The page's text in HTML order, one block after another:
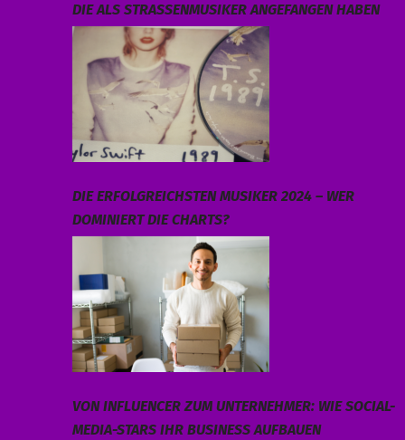
IE ALS STRASSENMUSIKER ANGEFANGEN HABEN
DIE ERFOLGREICHSTEN MUSIKER 2024 – WER
DOMINIERT DIE CHARTS?
VON INFLUENCER ZUM UNTERNEHMER: WIE SOCIAL-
MEDIA-STARS IHR BUSINESS AUFBAUEN